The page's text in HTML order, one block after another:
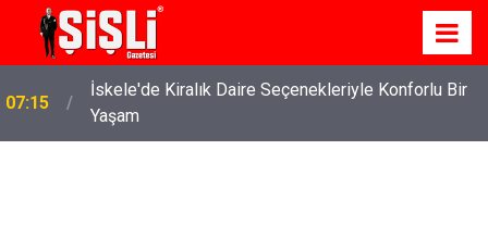
07:15
İskele'de Kiralık Daire Seçenekleriyle Konforlu Bir
Yaşam